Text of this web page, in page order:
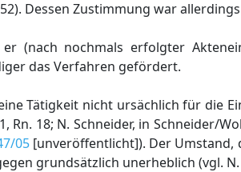
Dessen Zustimmung war
(nach nochmals erfolgter
das Verfahren gefördert.
Tätigkeit nicht ursächlich für die
Rn. 18; N. Schneider, in Schneider/
05[unveröffentlicht]). Der Umstand,
grundsätzlich unerheblich (vgl. N.